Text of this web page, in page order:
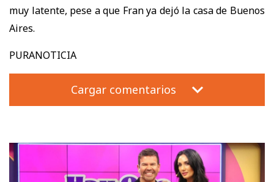
muy latente, pese a que Fran ya dejó la casa de Buenos
Aires.
PURANOTICIA
Cargar comentarios